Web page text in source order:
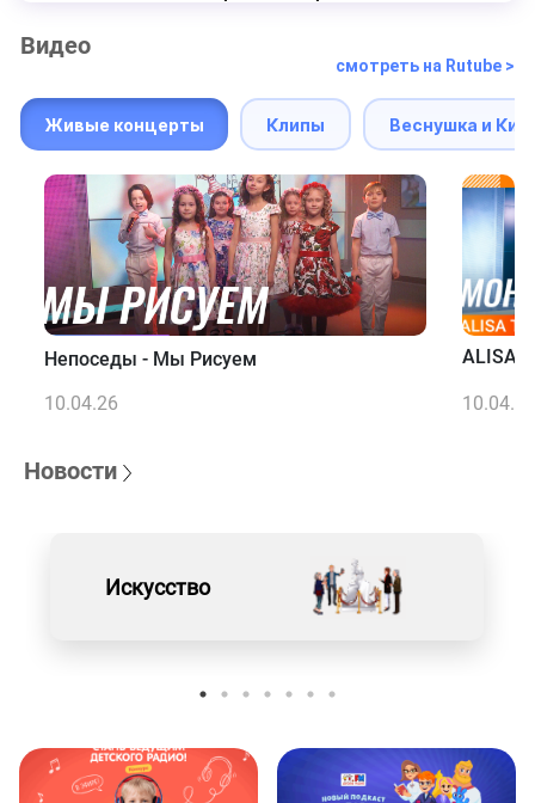
Видео
смотреть на Rutube >
Живые концерты Клипы Веснушка и
Непоседы - Мы Рисуем
10.04.26
ALISA
10.04.26
Новости
Искусство